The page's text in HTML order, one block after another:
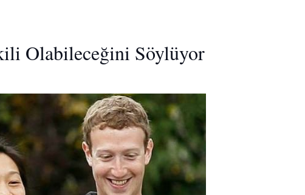
Olabileceğini Söylüyor